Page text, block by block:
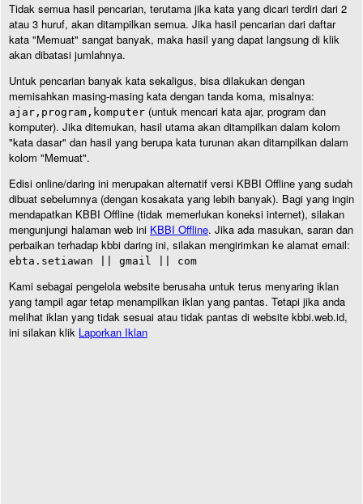
Tidak semua hasil pencarian, terutama jika kata yang dicari terdiri dari 2
atau 3 huruf, akan ditampilkan semua. Jika hasil pencarian dari daftar
kata "Memuat" sangat banyak, maka hasil yang dapat langsung di klik
akan dibatasi jumlahnya.
Untuk pencarian banyak kata sekaligus, bisa dilakukan dengan
memisahkan masing-masing kata dengan tanda koma, misalnya:
ajar,program,komputer (untuk mencari kata ajar, program dan
komputer). Jika ditemukan, hasil utama akan ditampilkan dalam kolom
"kata dasar" dan hasil yang berupa kata turunan akan ditampilkan dalam
kolom "Memuat".
Edisi online/daring ini merupakan alternatif versi KBBI Offline yang sudah
dibuat sebelumnya (dengan kosakata yang lebih banyak). Bagi yang ingin
mendapatkan KBBI Offline (tidak memerlukan koneksi internet), silakan
mengunjungi halaman web ini KBBI Offline. Jika ada masukan, saran dan
perbaikan terhadap kbbi daring ini, silakan mengirimkan ke alamat email:
ebta.setiawan || gmail || com
Kami sebagai pengelola website berusaha untuk terus menyaring iklan
yang tampil agar tetap menampilkan iklan yang pantas. Tetapi jika anda
melihat iklan yang tidak sesuai atau tidak pantas di website kbbi.web.id,
ini silakan klik Laporkan Iklan